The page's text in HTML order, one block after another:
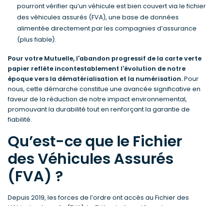
pourront vérifier qu’un véhicule est bien couvert via le fichier
des véhicules assurés (FVA), une base de données
alimentée directement par les compagnies d’assurance
(plus fiable).
Pour votre Mutuelle, l'abandon progressif de la carte verte
papier reflète incontestablement l'évolution de notre
époque vers la dématérialisation et la numérisation.Pour
nous, cette démarche constitue une avancée significative en
faveur de la réduction de notre impact environnemental,
promouvant la durabilité tout en renforçant la garantie de
fiabilité.
Qu’est-ce que le Fichier
des Véhicules Assurés
(FVA) ?
Depuis 2019, les forces de l’ordre ont accès au Fichier des